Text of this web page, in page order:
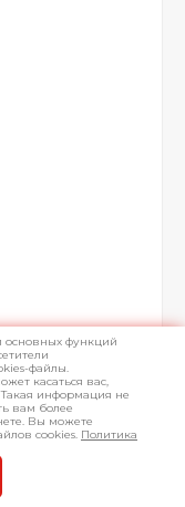
основных функций
файлы.
касаться вас,
информация не
вам более
Вы можете
cookies. Политика